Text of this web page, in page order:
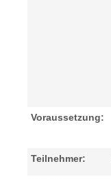
Voraussetzung:
Teilnehmer: